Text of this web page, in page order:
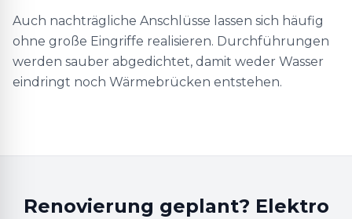
Auch nachträgliche Anschlüsse lassen sich häufig
ohne große Eingriffe realisieren. Durchführungen
werden sauber abgedichtet, damit weder Wasser
eindringt noch Wärmebrücken entstehen.
Renovierung geplant? Elektro